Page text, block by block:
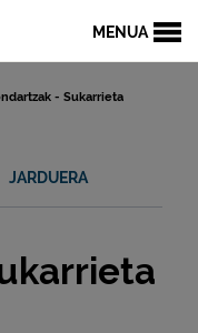
MENUA
- Sukarrieta
JARDUERA